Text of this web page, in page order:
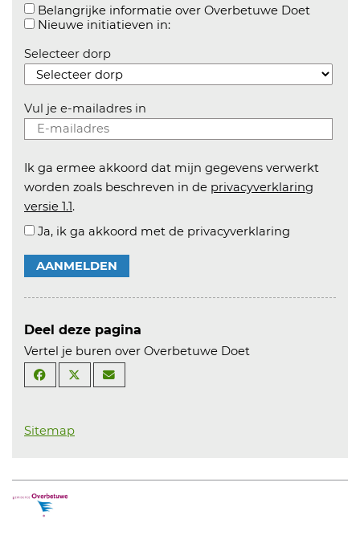
Belangrijke informatie over Overbetuwe Doet
Nieuwe initiatieven in:Aanvinken om informatie over
Selecteer dorp
Vul je e-mailadres in
Ik ga ermee akkoord dat mijn gegevens verwerkt
worden zoals beschreven in de privacyverklaring
versie 1.1.
Ja, ik ga akkoord met de privacyverklaring
AANMELDEN
Deel deze pagina
Vertel je buren over Overbetuwe Doet
Sitemap